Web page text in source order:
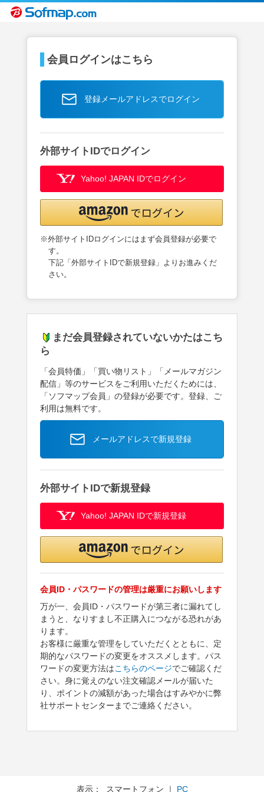
会員ログインはこちら
登録メールアドレスでログイン
外部サイトIDでログイン
Yahoo! JAPAN IDでログイン
※外部サイトIDログインにはまず会員登録が必要で
す。
下記「外部サイトIDで新規登録」よりお進みくだ
さい。
まだ会員登録されていないかたはこち
ら
「会員特価」「買い物リスト」「メールマガジン
配信」等のサービスをご利用いただくためには、
「ソフマップ会員」の登録が必要です。登録、ご
利用は無料です。
メールアドレスで新規登録
外部サイトIDで新規登録
Yahoo! JAPAN IDで新規登録
会員ID・パスワードの管理は厳重にお願いします
万が一、会員ID・パスワードが第三者に漏れてし
まうと、なりすまし不正購入につながる恐れがあ
ります。
お客様に厳重な管理をしていただくとともに、定
期的なパスワードの変更をオススメします。パス
ワードの変更方法はこちらのページでご確認くだ
さい。身に覚えのない注文確認メールが届いた
り、ポイントの減額があった場合はすみやかに弊
社サポートセンターまでご連絡ください。
表示： スマートフォン ｜ PC